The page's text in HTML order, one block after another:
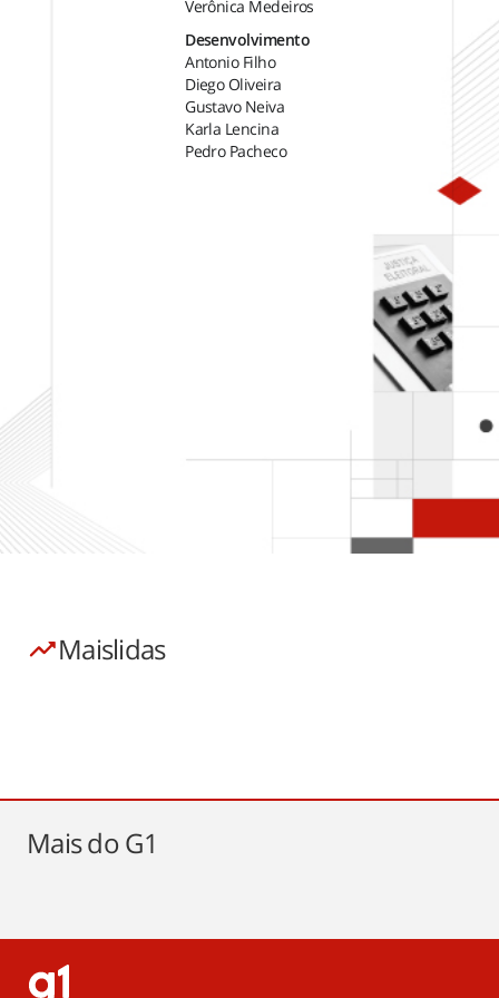
Verônica Medeiros
Desenvolvimento
Antonio Filho
Diego Oliveira
Gustavo Neiva
Karla Lencina
Pedro Pacheco
Maislidas
Mais doG1